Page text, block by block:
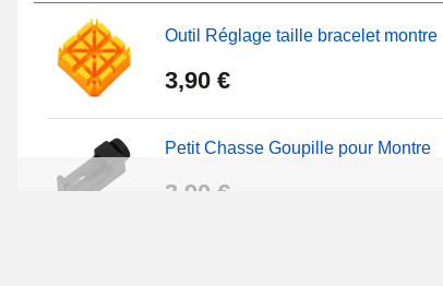
Outil Réglage taille bracelet montre
3,90 €
Petit Chasse Goupille pour Montre
3,90 €